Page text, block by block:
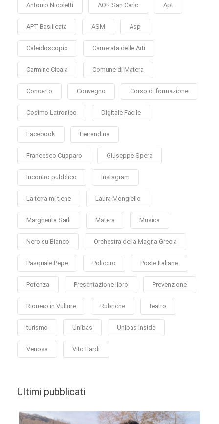
Antonio Nicoletti AOR San Carlo Apt
APT Basilicata ASM Asp
Caleidoscopio Camerata delle Arti
Carmine Cicala Comune di Matera
Concerto Convegno Corso di formazione
Cosimo Latronico Digitale Facile
Facebook Ferrandina
Francesco Cupparo Giuseppe Spera
Incontro pubblico Instagram
La terra mi tiene Laura Mongiello
Margherita Sarli Matera Musica
Nero su Bianco Orchestra della Magna Grecia
Pasquale Pepe Policoro Poste Italiane
Potenza Presentazione libro Prevenzione
Rionero in Vulture Rubriche teatro
turismo Unibas Unibas Inside
Venosa Vito Bardi
Ultimi pubblicati